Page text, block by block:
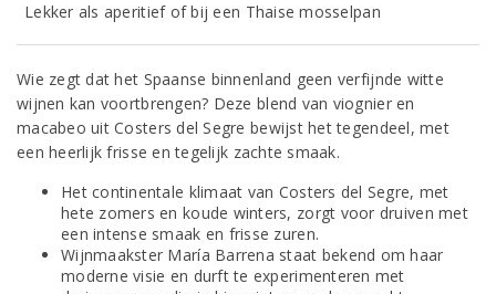
Lekker als aperitief of bij een Thaise mosselpan
Wie zegt dat het Spaanse binnenland geen verfijnde witte
wijnen kan voortbrengen? Deze blend van viognier en
macabeo uit Costers del Segre bewijst het tegendeel, met
een heerlijk frisse en tegelijk zachte smaak.
Het continentale klimaat van Costers del Segre, met
hete zomers en koude winters, zorgt voor druiven met
een intense smaak en frisse zuren.
Wijnmaakster María Barrena staat bekend om haar
moderne visie en durft te experimenteren met